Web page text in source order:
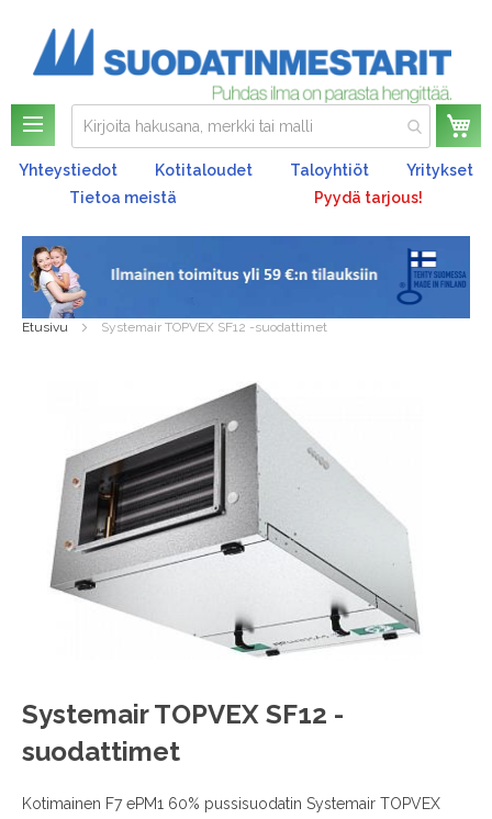
Yhteystiedot Kotitaloudet Taloyhtiöt
Yritykset
Tietoa meistä
Pyydä tarjous!
Etusivu Systemair TOPVEX SF12 -suodattimet
Systemair TOPVEX SF12 -
suodattimet
Kotimainen F7 ePM1 60% pussisuodatin Systemair TOPVEX
images
gallery
Skip
to
the
of
the